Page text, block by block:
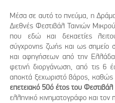
Μέσα σε αυτό το πνεύμα, η Δράμα
Διεθνές Φεστιβάλ Ταινιών
που εδώ και δεκαετίες
σύγχρονης ζωής και ως σημείο
και αφηγήσεων από την
φετινή διοργάνωση, από τις 6
αποκτά ξεχωριστό βάρος, καθώς
επετειακό 50ό έτος του
ελληνικό κινηματογράφο και τον